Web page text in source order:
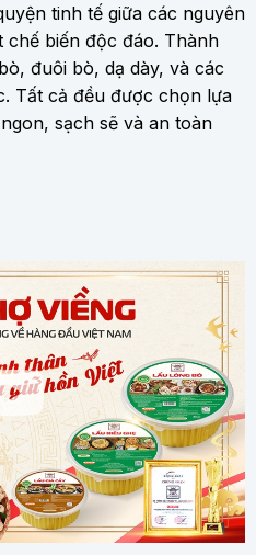
tinh tế giữa các nguyên
chế biến độc đáo. Thành
đuôi bò, dạ dày, và các
Tất cả đều được chọn lựa
sạch sẽ và an toàn